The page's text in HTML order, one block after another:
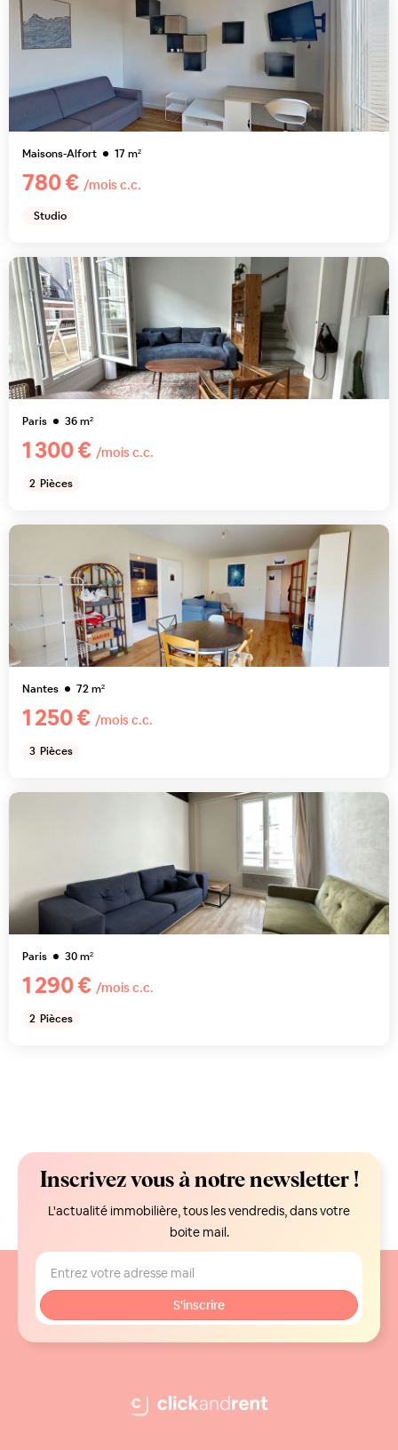
Maisons-Alfort 17m²
780 € /mois c.c.
Studio
Paris 36m²
1 300 € /mois c.c.
2 Pièces
Nantes 72m²
1 250 € /mois c.c.
3 Pièces
Paris 30m²
1 290 € /mois c.c.
2 Pièces
Inscrivez vous à notre newsletter !
L'actualité immobilière, tous les vendredis, dans votre
boite mail.